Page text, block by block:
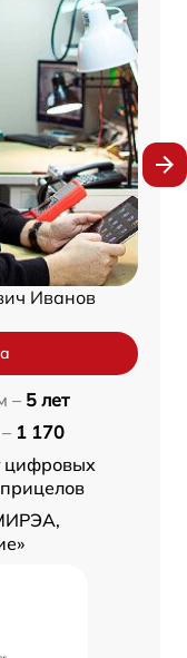
Иванов
– 5 лет
1 170
цифровых